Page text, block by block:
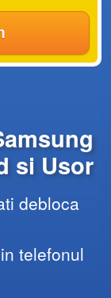
si Usor
debloca
telefonul